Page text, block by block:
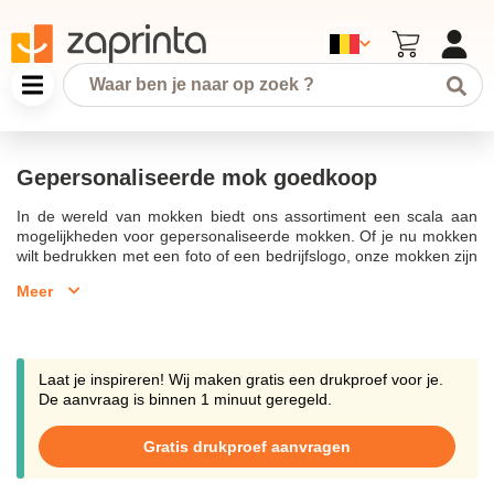
Gepersonaliseerde mok goedkoop
In de wereld van mokken biedt ons assortiment een scala aan
mogelijkheden voor gepersonaliseerde mokken. Of je nu mokken
wilt bedrukken met een foto of een bedrijfslogo, onze mokken zijn
gebruik of als relatiegeschenk en maak indruk met een bedrukte
concessies te doen aan kwaliteit. Of je nu mok met naam of
mokken met logo wilt, wij bieden personaliseren opties die aan
jouw wensen voldoen.Onze mokken zijn ideaal als giveaway op
mokken tot zwarte mokken en zelfs emaille mokken, ons
assortiment aan mokken biedt voor ieder wat wils. Met diverse
mokken in ons aanbod, kun je goedkoop een persoonlijke mok
Meer
Laat je inspireren! Wij maken gratis een drukproef voor je.
De aanvraag is binnen 1 minuut geregeld.
Gratis drukproef aanvragen